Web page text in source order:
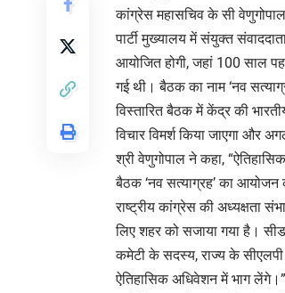
कांग्रेस महासचिव के सी
पार्टी मुख्यालय में संयुक्त
आयोजित होगी, जहां 100 साल
गई थी। बैठक का नाम ‘नव
विस्तारित बैठक में केंद्र की
विचार विमर्श किया जाएगा और
श्री वेणुगोपाल ने कहा,
बैठक ‘नव सत्याग्रह’ का आयोजन
राष्ट्रीय कांग्रेस की अध्यक्षता
लिए शहर को सजाया गया है।
कमेटी के सदस्य, राज्य के
ऐतिहासिक अधिवेशन में भाग लेंगे।”